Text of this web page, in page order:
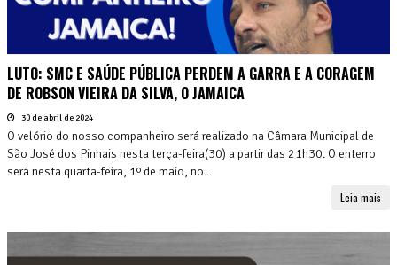
LUTO: SMC E SAÚDE PÚBLICA PERDEM A GARRA E A CORAGEM
DE ROBSON VIEIRA DA SILVA, O JAMAICA
30 de abril de 2024
O velório do nosso companheiro será realizado na Câmara Municipal de
São José dos Pinhais nesta terça-feira(30) a partir das 21h30. O enterro
será nesta quarta-feira, 1º de maio, no...
Leia mais